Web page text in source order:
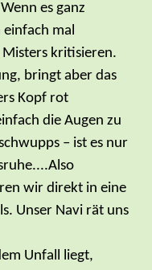
es ganz
mal
kritisieren.
bringt aber das
Kopf rot
die Augen zu
– ist es nur
wir direkt in eine
Unser Navi rät uns
Unfall liegt,